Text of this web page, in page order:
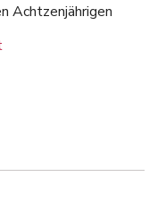
Achtzenjährigen